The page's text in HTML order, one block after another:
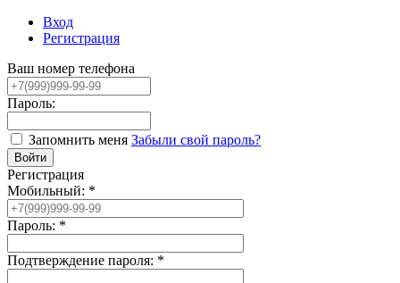
Вход
Регистрация
Ваш номер телефона
Пароль:
Запомнить меня Забыли свой пароль?
Регистрация
Мобильный: *
Пароль: *
Подтверждение пароля: *